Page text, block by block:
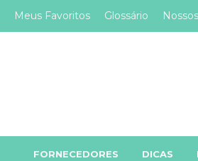
Meus Favoritos Glossário
FORNECEDORES DICAS